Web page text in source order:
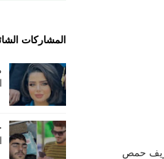
بريف حمص
المشاركات